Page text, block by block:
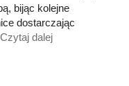
bijąc kolejne
dostarczając
Czytaj dalej